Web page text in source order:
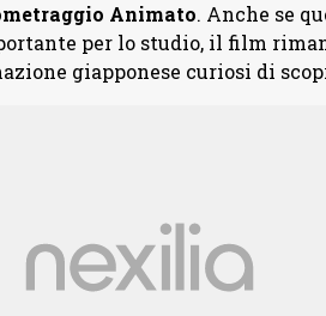
Animato. Anche se
per lo studio, il film
giapponese curiosi di